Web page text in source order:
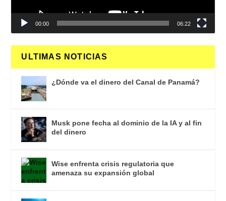
00:00 06:22
ULTIMAS NOTICIAS
¿Dónde va el dinero del Canal de Panamá?
Musk pone fecha al dominio de la IA y al fin
del dinero
Wise enfrenta crisis regulatoria que
amenaza su expansión global